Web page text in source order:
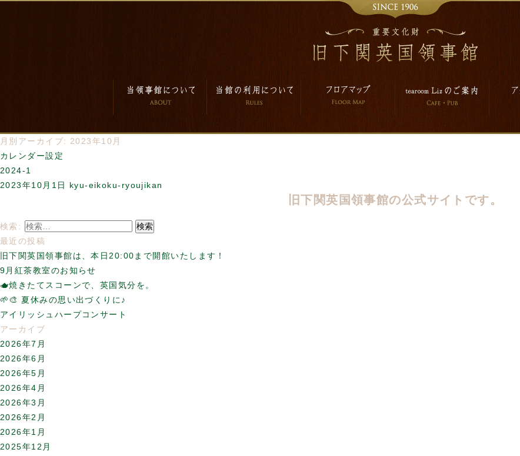
月別アーカイブ: 2023年10月
カレンダー設定
2024-1
2023年10月1日
kyu-eikoku-ryoujikan
旧下関英国領事館の公式サイトです。
検索:
最近の投稿
旧下関英国領事館は、本日20:00まで開館いたします！
9月紅茶教室のお知らせ
🫖焼きたてスコーンで、英国気分を。
🌱🎨 夏休みの思い出づくりに♪
アイリッシュハープコンサート
アーカイブ
2026年7月
2026年6月
2026年5月
2026年4月
2026年3月
2026年2月
2026年1月
2025年12月